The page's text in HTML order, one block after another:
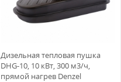
Дизельная тепловая пушка
DHG-10, 10 кВт, 300 м3/ч,
прямой нагрев Denzel